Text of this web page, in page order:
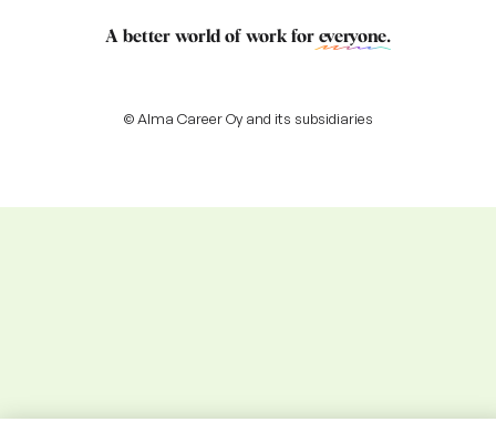
A better world of work for everyone.
© Alma Career Oy and its subsidiaries